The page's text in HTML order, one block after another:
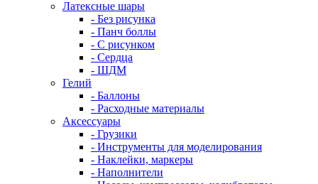
Латексные шары
- Без рисунка
- Панч боллы
- С рисунком
- Сердца
- ШДМ
Гелий
- Баллоны
- Расходные материалы
Аксессуары
- Грузики
- Инструменты для моделирования
- Наклейки, маркеры
- Наполнители